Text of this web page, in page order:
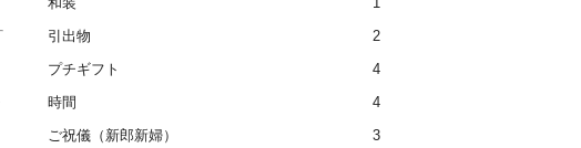
引出物
2
プチギフト
4
時間
4
ご祝儀（新郎新婦）
3